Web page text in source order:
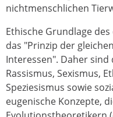
nichtmenschlichen
Ethische Grundlage
das "Prinzip der
Interessen". Daher
Rassismus, Sexismus,
Speziesismus sowie
eugenische Konzepte,